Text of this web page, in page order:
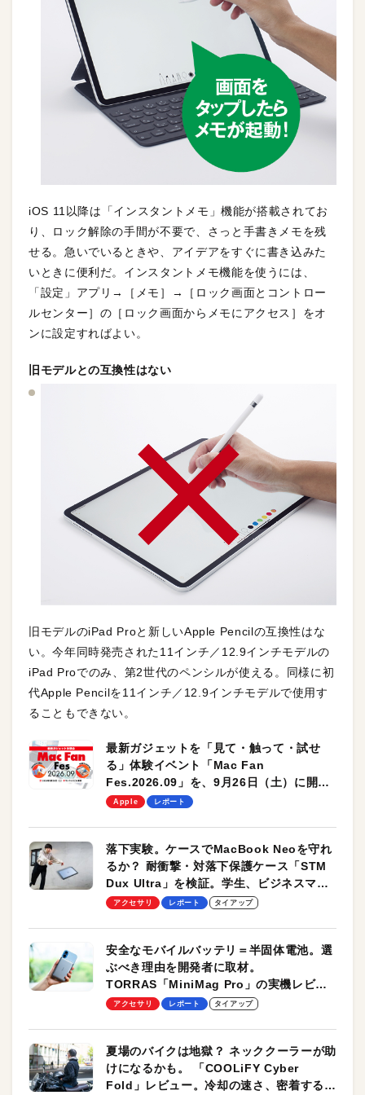
iOS 11以降は「インスタントメモ」機能が搭載されてお
り、ロック解除の手間が不要で、さっと手書きメモを残
せる。急いでいるときや、アイデアをすぐに書き込みた
いときに便利だ。インスタントメモ機能を使うには、
「設定」アプリ→［メモ］→［ロック画面とコントロー
ルセンター］の［ロック画面からメモにアクセス］をオ
ンに設定すればよい。
旧モデルとの互換性はない
旧モデルのiPad Proと新しいApple Pencilの互換性はな
い。今年同時発売された11インチ／12.9インチモデルの
iPad Proでのみ、第2世代のペンシルが使える。同様に初
代Apple Pencilを11インチ／12.9インチモデルで使用す
ることもできない。
最新ガジェットを「見て・触って・試せ
る」体験イベント「Mac Fan
Fes.2026.09」を、9月26日（土）に開催
します！
Apple レポート
落下実験。ケースでMacBook Neoを守れ
るか？ 耐衝撃・対落下保護ケース「STM
Dux Ultra」を検証。学生、ビジネスマン
のモバイルユースに最適！
アクセサリ レポート タイアップ
安全なモバイルバッテリ＝半固体電池。選
ぶべき理由を開発者に取材。
TORRAS「MiniMag Pro」の実機レビュ
ーも
アクセサリ レポート タイアップ
夏場のバイクは地獄？ ネッククーラーが助
けになるかも。 「COOLiFY Cyber
Fold」レビュー。冷却の速さ、密着する冷